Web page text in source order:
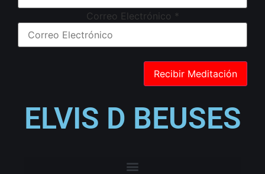
Correo Electrónico *
ELVIS D BEUSES